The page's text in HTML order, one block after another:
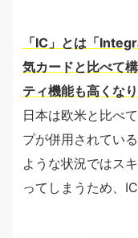
「IC」とは「
気カードと比べて
ティ機能も高くなり
日本は欧米と比べ
プが併用されてい
ような状況ではス
ってしまうため、